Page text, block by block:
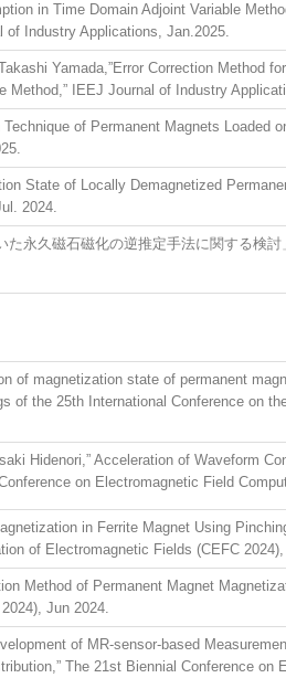
in Time Domain Adjoint Variable
of Industry Applications, Jan.2025.
Yamada,”Error Correction Method
IEEJ Journal of Industry
of Permanent Magnets Loaded
State of Locally Demagnetized
2024.
永久磁石磁化の逆推定手法に関する検
of magnetization state of permanent
of the 25th International Conference on
Hidenori,” Acceleration of Waveform
on Electromagnetic Field
in Ferrite Magnet Using
of Electromagnetic Fields (CEFC
Method of Permanent Magnet
Jun 2024.
of MR-sensor-based
The 21st Biennial Conference on